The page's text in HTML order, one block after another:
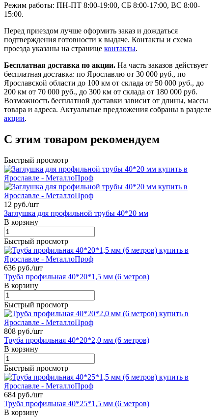
Режим работы: ПН-ПТ 8:00-19:00, СБ 8:00-17:00, ВС 8:00-
15:00.
Перед приездом лучше оформить заказ и дождаться
подтверждения готовности к выдаче. Контакты и схема
проезда указаны на странице контакты.
Бесплатная доставка по акции. На часть заказов действует
бесплатная доставка: по Ярославлю от 30 000 руб., по
Ярославской области до 100 км от склада от 50 000 руб., до
200 км от 70 000 руб., до 300 км от склада от 180 000 руб.
Возможность бесплатной доставки зависит от длины, массы
товара и адреса. Актуальные предложения собраны в разделе
акции.
С этим товаром рекомендуем
Быстрый просмотр
12 руб./шт
Заглушка для профильной трубы 40*20 мм
В корзину
Быстрый просмотр
636 руб./шт
Труба профильная 40*20*1,5 мм (6 метров)
В корзину
Быстрый просмотр
808 руб./шт
Труба профильная 40*20*2,0 мм (6 метров)
В корзину
Быстрый просмотр
684 руб./шт
Труба профильная 40*25*1,5 мм (6 метров)
В корзину